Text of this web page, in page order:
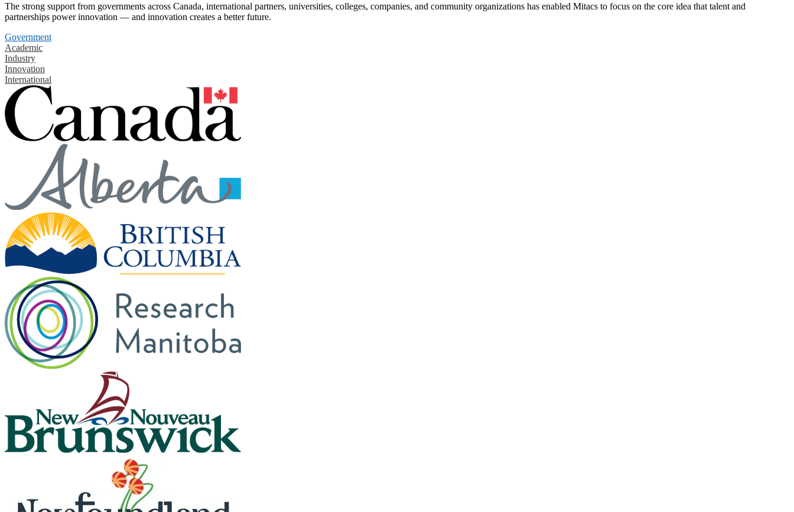
The strong support from governments across Canada, international partners, universities, colleges, companies, and community organizations has enabled Mitacs to focus on the core idea that talent and
partnerships power innovation — and innovation creates a better future.
Government
Academic
Industry
Innovation
International